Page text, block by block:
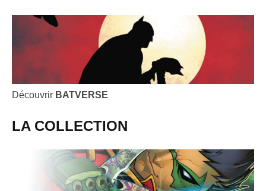
Découvrir BATVERSE
LA COLLECTION